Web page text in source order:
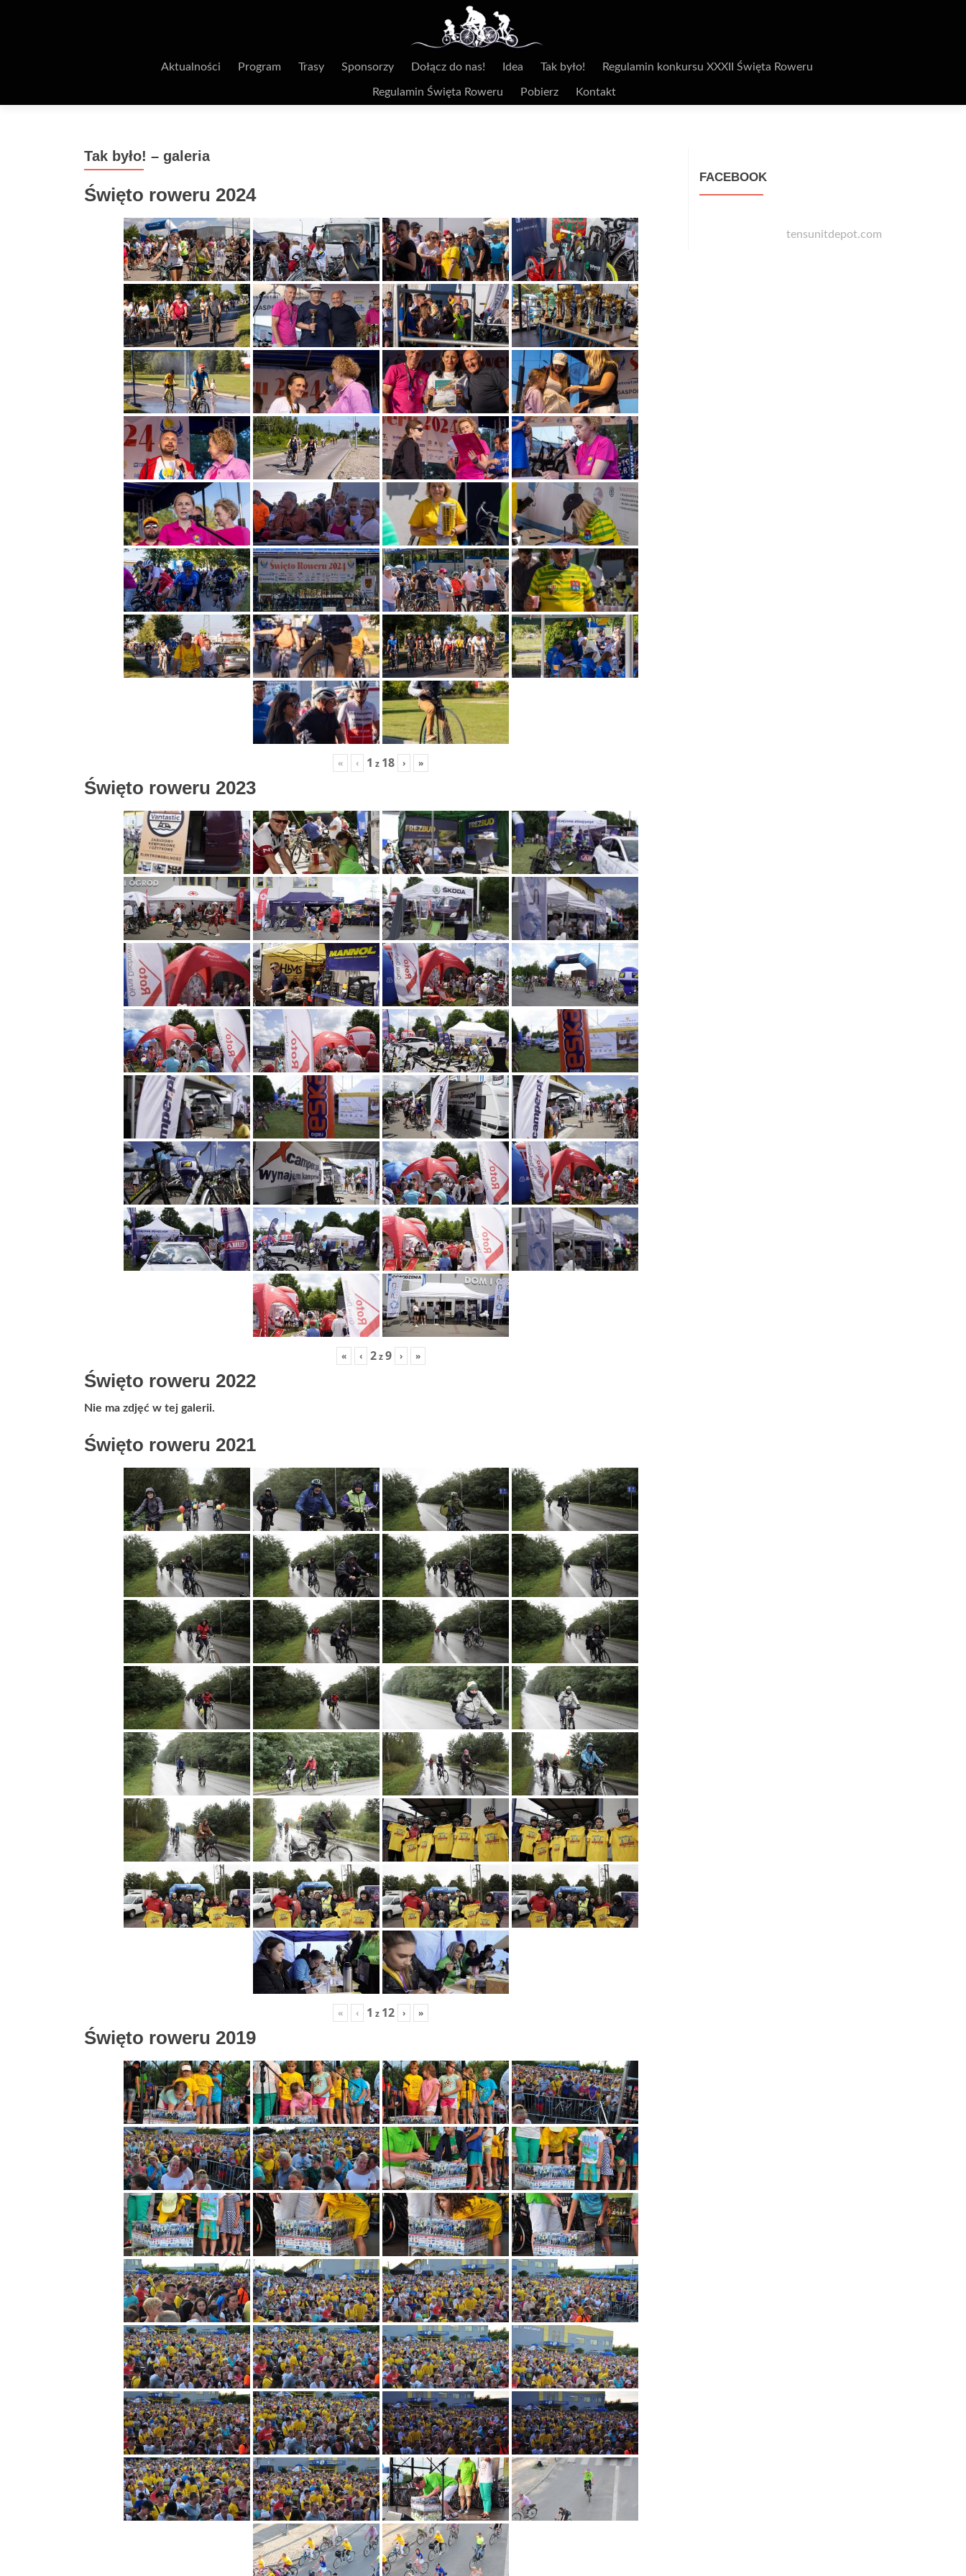
Aktualności Program Trasy Sponsorzy Dołącz do nas! Idea Tak było! Regulamin konkursu XXXII Święta Roweru
Regulamin Święta Roweru Pobierz Kontakt
Tak było! – galeria
Święto roweru 2024
« ‹ 1 z 18 › »
Święto roweru 2023
« ‹ 2z9 › »
Święto roweru 2022
Nie ma zdjęć w tej galerii.
Święto roweru 2021
« ‹ 1 z 12 › »
Święto roweru 2019
FACEBOOK
tensunitdepot.com